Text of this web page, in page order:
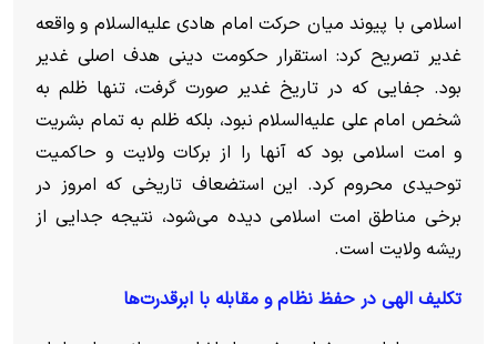
اسلامی با پیوند میان حرکت امام هادی علیه‌السلام و واقعه
غدیر تصریح کرد: استقرار حکومت دینی هدف اصلی غدیر
بود. جفایی که در تاریخ غدیر صورت گرفت، تنها ظلم به
شخص امام علی علیه‌السلام نبود، بلکه ظلم به تمام بشریت
و امت اسلامی بود که آنها را از برکات ولایت و حاکمیت
توحیدی محروم کرد. این استضعاف تاریخی که امروز در
برخی مناطق امت اسلامی دیده می‌شود، نتیجه جدایی از
ریشه ولایت است.
تکلیف الهی در حفظ نظام و مقابله با ابرقدرت‌ها